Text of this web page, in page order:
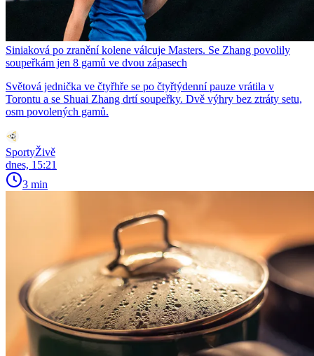
Siniaková po zranění kolene válcuje Masters. Se Zhang povolily
soupeřkám jen 8 gamů ve dvou zápasech
Světová jednička ve čtyřhře se po čtyřtýdenní pauze vrátila v
Torontu a se Shuai Zhang drtí soupeřky. Dvě výhry bez ztráty setu,
osm povolených gamů.
SportyŽivě
dnes, 15:21
3 min